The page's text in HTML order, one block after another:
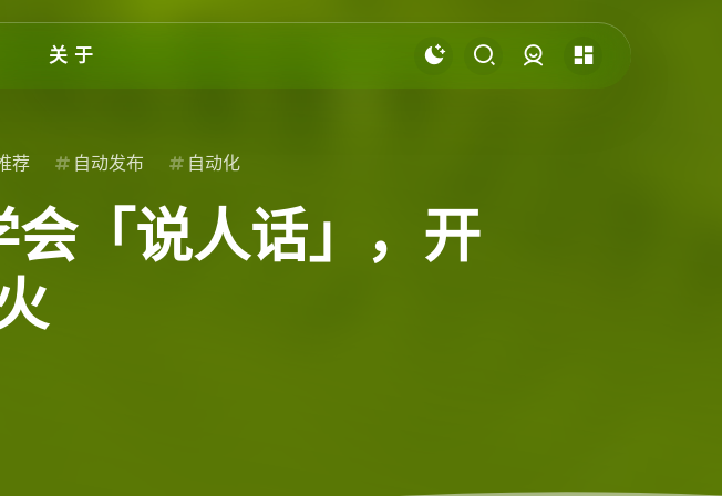
关于
荐 自动发布 自动化
会「说人话」，开